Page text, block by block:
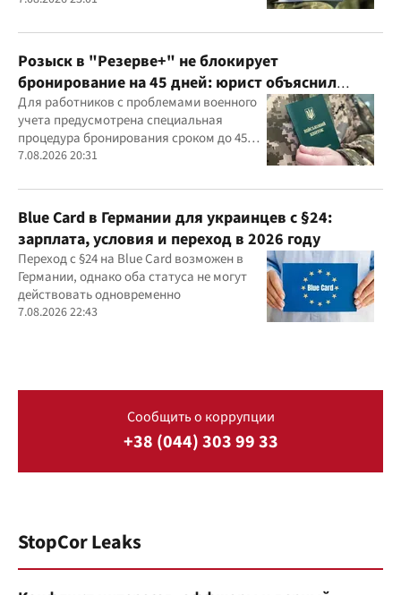
Розыск в "Резерве+" не блокирует
бронирование на 45 дней: юрист объяснил
важный нюанс
Для работников с проблемами военного
учета предусмотрена специальная
процедура бронирования сроком до 45
дней
7.08.2026 20:31
Blue Card в Германии для украинцев с §24:
зарплата, условия и переход в 2026 году
Переход с §24 на Blue Card возможен в
Германии, однако оба статуса не могут
действовать одновременно
7.08.2026 22:43
Сообщить о коррупции
+38 (044) 303 99 33
StopCor Leaks